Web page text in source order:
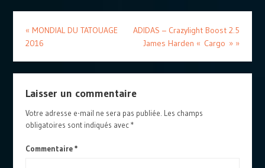
« MONDIAL DU TATOUAGE
2016
ADIDAS – Crazylight Boost 2.5
James Harden « Cargo » »
Laisser un commentaire
Votre adresse e-mail ne sera pas publiée. Les champs
obligatoires sont indiqués avec*
Commentaire*